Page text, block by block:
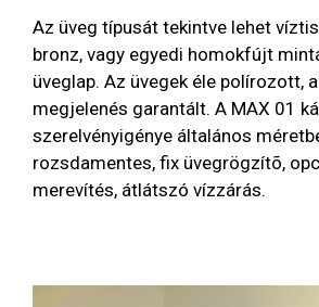
Az üveg típusát tekintve lehet
bronz, vagy egyedi homokfújt
üveglap. Az üvegek éle polírozott,
megjelenés garantált. A MAX 01
szerelvényigénye általános
rozsdamentes, fix üvegrögzítõ,
merevítés, átlátszó vízzárás.